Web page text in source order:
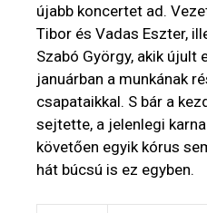
újabb koncertet ad.
Tibor és Vadas Eszter,
Szabó György, akik újult
januárban a munkának
csapataikkal. S bár a
sejtette, a jelenlegi
követően egyik kórus
hát búcsú is ez egyben.